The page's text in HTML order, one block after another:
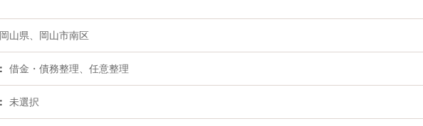
岡山県、岡山市南区
借金・債務整理、任意整理
未選択